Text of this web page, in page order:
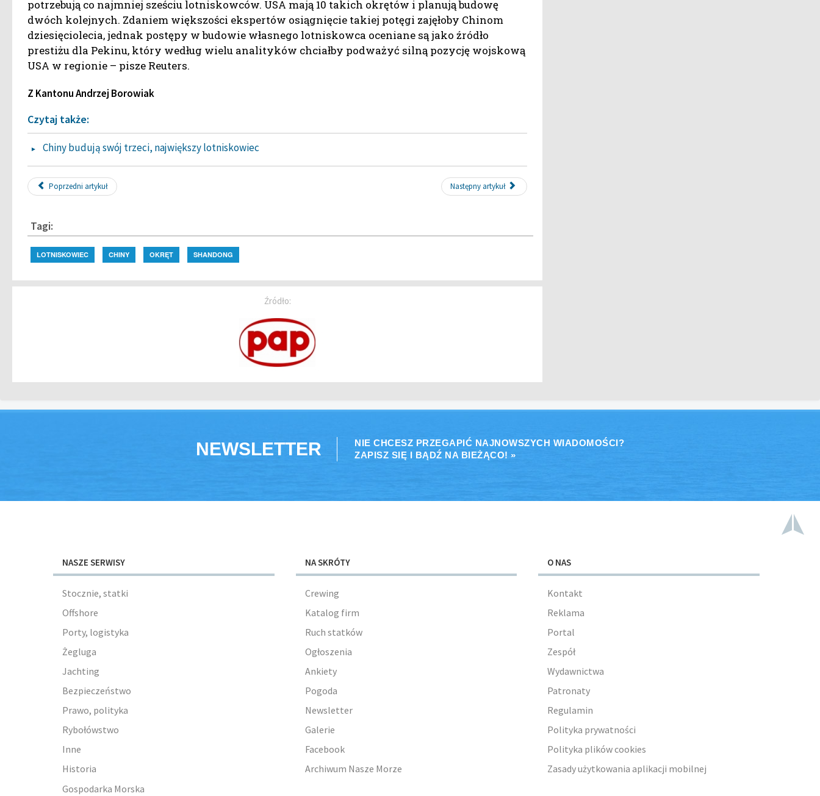
potrzebują co najmniej sześciu lotniskowców. USA mają 10 takich okrętów i planują budowę
dwóch kolejnych. Zdaniem większości ekspertów osiągnięcie takiej potęgi zajęłoby Chinom
dziesięciolecia, jednak postępy w budowie własnego lotniskowca oceniane są jako źródło
prestiżu dla Pekinu, który według wielu analityków chciałby podważyć silną pozycję wojskową
USA w regionie – pisze Reuters.
Z Kantonu Andrzej Borowiak
Czytaj także:
Chiny budują swój trzeci, największy lotniskowiec
Poprzedni artykuł Następny artykuł
Tagi:
LOTNISKOWIEC CHINY OKRĘT SHANDONG
Źródło:
NEWSLETTER
NIE CHCESZ PRZEGAPIĆ NAJNOWSZYCH WIADOMOŚCI?
ZAPISZ SIĘ I BĄDŹ NA BIEŻĄCO! »
NASZE SERWISY
Stocznie, statki
Offshore
Porty, logistyka
Żegluga
Jachting
Bezpieczeństwo
Prawo, polityka
Rybołówstwo
Inne
Historia
Gospodarka Morska
NA SKRÓTY
Crewing
Katalog firm
Ruch statków
Ogłoszenia
Ankiety
Pogoda
Newsletter
Galerie
Facebook
Archiwum Nasze Morze
O NAS
Kontakt
Reklama
Portal
Zespół
Wydawnictwa
Patronaty
Regulamin
Polityka prywatności
Polityka plików cookies
Zasady użytkowania aplikacji mobilnej